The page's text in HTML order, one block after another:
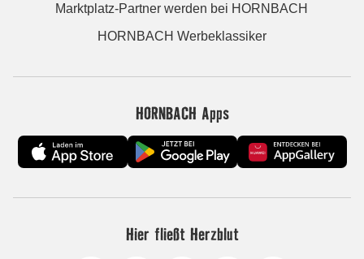
Marktplatz-Partner werden bei HORNBACH
HORNBACH Werbeklassiker
HORNBACH Apps
Hier fließt Herzblut